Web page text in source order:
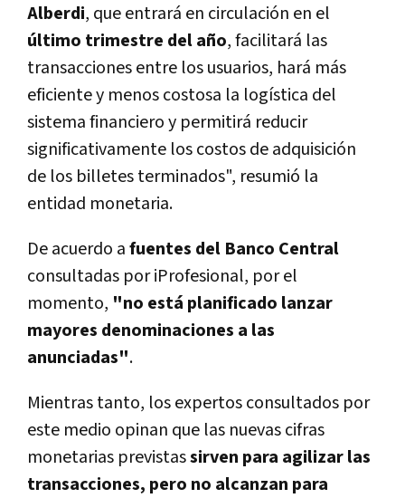
Alberdi, que entrará en circulación en el
último trimestre del año, facilitará las
transacciones entre los usuarios, hará más
eficiente y menos costosa la logística del
sistema financiero y permitirá reducir
significativamente los costos de adquisición
de los billetes terminados", resumió la
entidad monetaria.
De acuerdo afuentes del Banco Central
consultadas por iProfesional, por el
momento, "no está planificado lanzar
mayores denominaciones a las
anunciadas".
Mientras tanto, los expertos consultados por
este medio opinan que las nuevas cifras
monetarias previstassirven para agilizar las
transacciones, pero no alcanzan para